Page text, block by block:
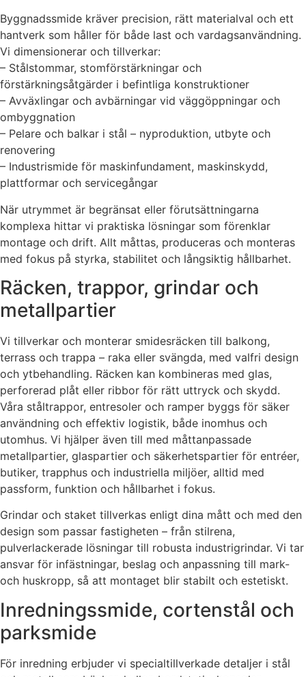
Byggnadssmide kräver precision, rätt materialval och ett
hantverk som håller för både last och vardagsanvändning.
Vi dimensionerar och tillverkar:
– Stålstommar, stomförstärkningar och
förstärkningsåtgärder i befintliga konstruktioner
– Avväxlingar och avbärningar vid väggöppningar och
ombyggnation
– Pelare och balkar i stål – nyproduktion, utbyte och
renovering
– Industrismide för maskinfundament, maskinskydd,
plattformar och servicegångar
När utrymmet är begränsat eller förutsättningarna
komplexa hittar vi praktiska lösningar som förenklar
montage och drift. Allt måttas, produceras och monteras
med fokus på styrka, stabilitet och långsiktig hållbarhet.
Räcken, trappor, grindar och
metallpartier
Vi tillverkar och monterar smidesräcken till balkong,
terrass och trappa – raka eller svängda, med valfri design
och ytbehandling. Räcken kan kombineras med glas,
perforerad plåt eller ribbor för rätt uttryck och skydd.
Våra ståltrappor, entresoler och ramper byggs för säker
användning och effektiv logistik, både inomhus och
utomhus. Vi hjälper även till med måttanpassade
metallpartier, glaspartier och säkerhetspartier för entréer,
butiker, trapphus och industriella miljöer, alltid med
passform, funktion och hållbarhet i fokus.
Grindar och staket tillverkas enligt dina mått och med den
design som passar fastigheten – från stilrena,
pulverlackerade lösningar till robusta industrigrindar. Vi tar
ansvar för infästningar, beslag och anpassning till mark-
och huskropp, så att montaget blir stabilt och estetiskt.
Inredningssmide, cortenstål och
parksmide
För inredning erbjuder vi specialtillverkade detaljer i stål